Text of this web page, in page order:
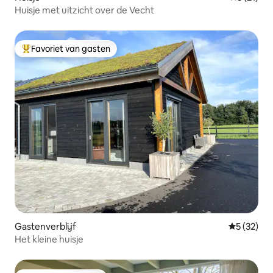
Huisje met uitzicht over de Vecht
Topfavoriet van gasten
Favoriet van gasten
Gastenverblijf
5 (32)
Het kleine huisje